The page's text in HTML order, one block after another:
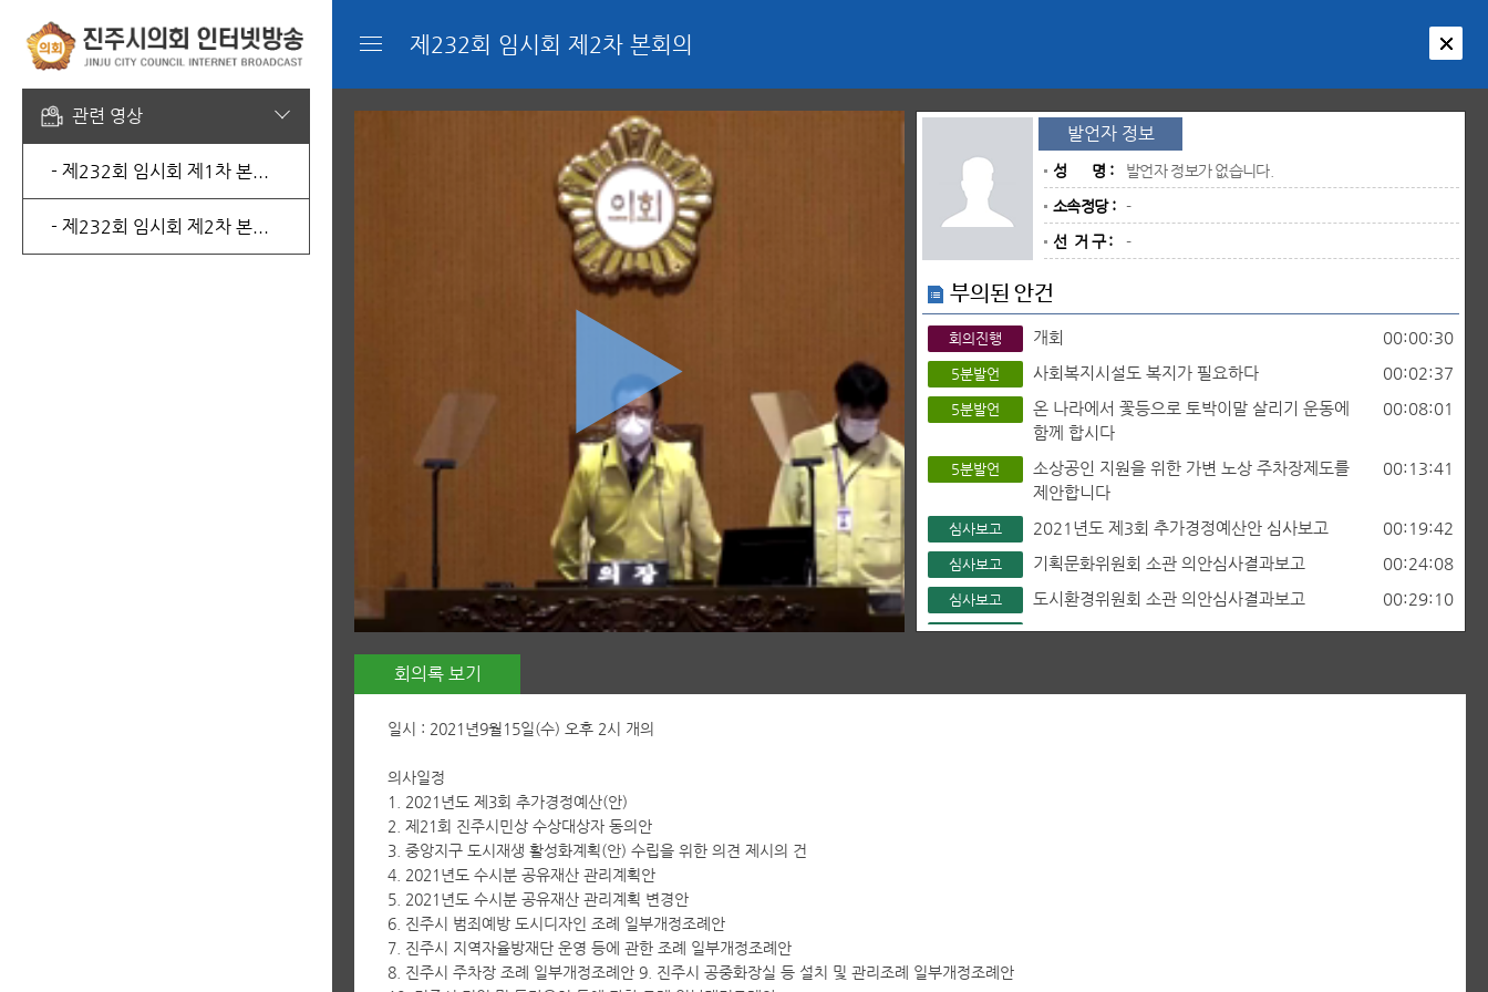
관련 영상
- 제232회 임시회 제1차 본...
- 제232회 임시회 제2차 본...
제232회 임시회 제2차 본회의
발언자 정보
성 명 :
발언자 정보가 없습니다.
소속정당 :
-
선 거 구 :
-
부의된 안건
회의진행 개회 00:00:30
5분발언 사회복지시설도 복지가 필요하다 00:02:37
5분발언
온 나라에서 꽃등으로 토박이말 살리기 운동에
함께 합시다
00:08:01
5분발언
소상공인 지원을 위한 가변 노상 주차장제도를
제안합니다
00:13:41
심사보고 2021년도 제3회 추가경정예산안 심사보고 00:19:42
심사보고 기획문화위원회 소관 의안심사결과보고 00:24:08
심사보고 도시환경위원회 소관 의안심사결과보고 00:29:10
심사보고 경제복지위원회 소관 의안심사결과보고 00:35:43
소
회의록 보기
일시 : 2021년9월15일(수) 오후 2시 개의
의사일정
1. 2021년도 제3회 추가경정예산(안)
2. 제21회 진주시민상 수상대상자 동의안
3. 중앙지구 도시재생 활성화계획(안) 수립을 위한 의견 제시의 건
4. 2021년도 수시분 공유재산 관리계획안
5. 2021년도 수시분 공유재산 관리계획 변경안
6. 진주시 범죄예방 도시디자인 조례 일부개정조례안
7. 진주시 지역자율방재단 운영 등에 관한 조례 일부개정조례안
8. 진주시 주차장 조례 일부개정조례안 9. 진주시 공중화장실 등 설치 및 관리조례 일부개정조례안